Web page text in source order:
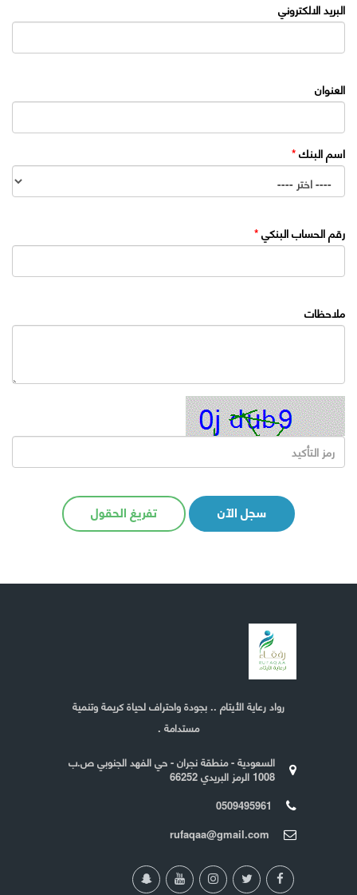
البريد الالكتروني
العنوان
اسم البنك *
رقم الحساب البنكي *
ملاحظات
سجل الآن تفريغ الحقول
رواد رعاية الأيتام .. بجودة واحتراف لحياة كريمة وتنمية
مستدامة .
السعودية - منطقة نجران - حي الفهد الجنوبي ص.ب
1008 الرمز البريدي 66252
0509495961
rufaqaa@gmail.com